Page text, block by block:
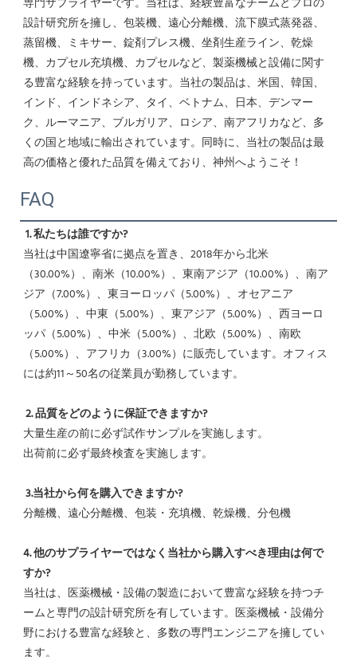
専門サプライヤーです。当社は、経験豊富なチームとプロの
設計研究所を擁し、包装機、遠心分離機、流下膜式蒸発器、
蒸留機、ミキサー、錠剤プレス機、坐剤生産ライン、乾燥
機、カプセル充填機、カプセルなど、製薬機械と設備に関す
る豊富な経験を持っています。当社の製品は、米国、韓国、
インド、インドネシア、タイ、ベトナム、日本、デンマー
ク、ルーマニア、ブルガリア、ロシア、南アフリカなど、多
くの国と地域に輸出されています。同時に、当社の製品は最
高の価格と優れた品質を備えており、神州へようこそ！
FAQ
1. 私たちは誰ですか?
当社は中国遼寧省に拠点を置き、2018年から北米
（30.00%）、南米（10.00%）、東南アジア（10.00%）、南ア
ジア（7.00%）、東ヨーロッパ（5.00%）、オセアニア
（5.00%）、中東（5.00%）、東アジア（5.00%）、西ヨーロ
ッパ（5.00%）、中米（5.00%）、北欧（5.00%）、南欧
（5.00%）、アフリカ（3.00%）に販売しています。オフィス
には約11～50名の従業員が勤務しています。
2. 品質をどのように保証できますか?
大量生産の前に必ず試作サンプルを実施します。
出荷前に必ず最終検査を実施します。
3.当社から何を購入できますか?
分離機、遠心分離機、包装・充填機、乾燥機、分包機
4. 他のサプライヤーではなく当社から購入すべき理由は何で
すか?
当社は、医薬機械・設備の製造において豊富な経験を持つチ
ームと専門の設計研究所を有しています。医薬機械・設備分
野における豊富な経験と、多数の専門エンジニアを擁してい